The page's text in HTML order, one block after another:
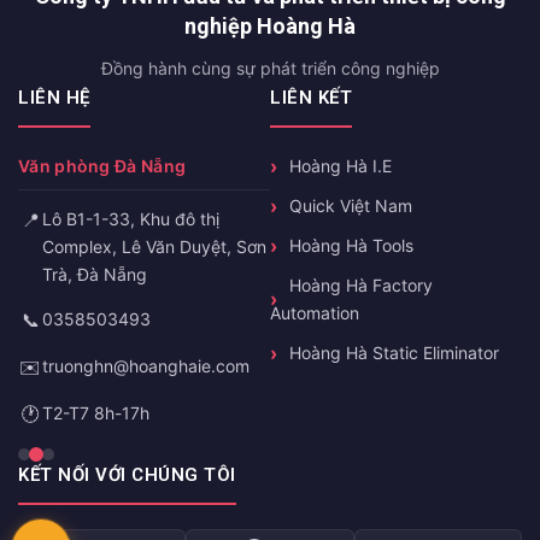
nghiệp Hoàng Hà
Đồng hành cùng sự phát triển công nghiệp
LIÊN HỆ
Văn phòng Đà Nẵng
📍 Lô B1-1-33, Khu đô thị
Complex, Lê Văn Duyệt, Sơn
Trà, Đà Nẵng
📞 0358503493
✉️truonghn@hoanghaie.com
🕐T2-T7 8h-17h
LIÊN KẾT
Hoàng Hà I.E
Quick Việt Nam
Hoàng Hà Tools
Hoàng Hà Factory
Automation
Hoàng Hà Static Eliminator
KẾT NỐI VỚI CHÚNG TÔI